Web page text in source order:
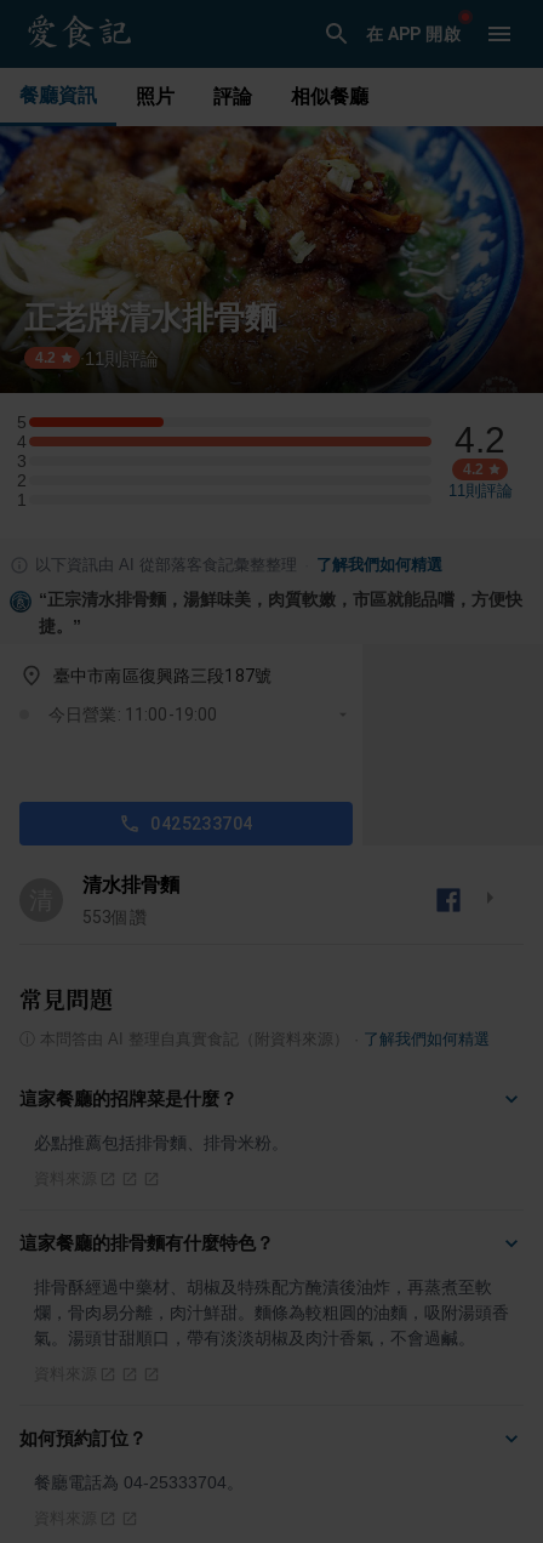
在 APP 開啟
餐廳資訊 照片 評論 相似餐廳
正老牌清水排骨麵
4.2 ·11 則評論
5
5 星：1 則評論
4
4 星：3 則評論
3
3 星：0 則評論
2
2 星：0 則評論
1
1 星：0 則評論
4.2
4.2
11則評論
以下資訊由 AI 從部落客食記彙整整理 了解我們如何精選
“正宗清水排骨麵，湯鮮味美，肉質軟嫩，市區就能品嚐，方便快
捷。 ”
臺中市南區復興路三段187號
今日營業: 11:00-19:00
0425233704
清水排骨麵
553個讚
常見問題
本問答由 AI 整理自真實食記（附資料來源） 了解我們如何精選
這家餐廳的招牌菜是什麼？
必點推薦包括排骨麵、排骨米粉。
這家餐廳的排骨麵有什麼特色？
排骨酥經過中藥材、胡椒及特殊配方醃漬後油炸，再蒸煮至軟
爛，骨肉易分離，肉汁鮮甜。麵條為較粗圓的油麵，吸附湯頭香
氣。湯頭甘甜順口，帶有淡淡胡椒及肉汁香氣，不會過鹹。
如何預約訂位？
餐廳電話為 04-25333704。